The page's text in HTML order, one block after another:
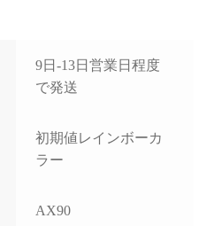
9日-13日営業日程度
で発送
初期値レインボーカ
ラー
AX90